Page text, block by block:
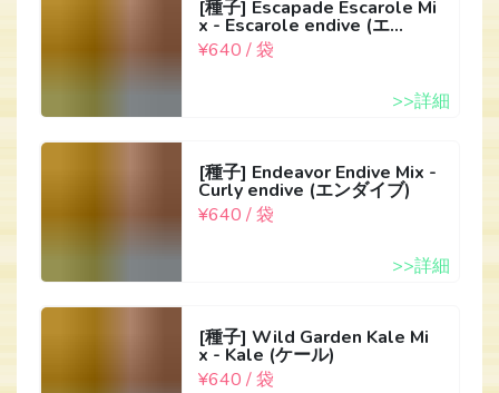
[種子] Escapade Escarole Mi
x - Escarole endive (エ...
¥640 / 袋
>>詳細
[種子] Endeavor Endive Mix -
Curly endive (エンダイブ)
¥640 / 袋
>>詳細
[種子] Wild Garden Kale Mi
x - Kale (ケール)
¥640 / 袋